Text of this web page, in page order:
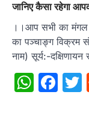
जानिए कैसा रहेगा
।।आप सभी का
का पञ्चाङ्ग
नाम) सूर्य:-